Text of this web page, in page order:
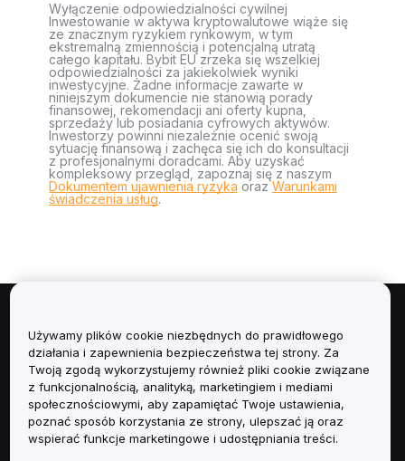
Wyłączenie odpowiedzialności cywilnej
Inwestowanie w aktywa kryptowalutowe wiąże się
ze znacznym ryzykiem rynkowym, w tym
ekstremalną zmiennością i potencjalną utratą
całego kapitału. Bybit EU zrzeka się wszelkiej
odpowiedzialności za jakiekolwiek wyniki
inwestycyjne. Żadne informacje zawarte w
niniejszym dokumencie nie stanowią porady
finansowej, rekomendacji ani oferty kupna,
sprzedaży lub posiadania cyfrowych aktywów.
Inwestorzy powinni niezależnie ocenić swoją
sytuację finansową i zachęca się ich do konsultacji
z profesjonalnymi doradcami. Aby uzyskać
kompleksowy przegląd, zapoznaj się z naszym
Dokumentem ujawnienia ryzyka orazWarunkami
świadczenia usług.
Informacje
Usługi
Obsługa Klienta
Używamy plików cookie niezbędnych do prawidłowego
działania i zapewnienia bezpieczeństwa tej strony. Za
Twoją zgodą wykorzystujemy również pliki cookie związane
z funkcjonalnością, analityką, marketingiem i mediami
społecznościowymi, aby zapamiętać Twoje ustawienia,
poznać sposób korzystania ze strony, ulepszać ją oraz
wspierać funkcje marketingowe i udostępniania treści.